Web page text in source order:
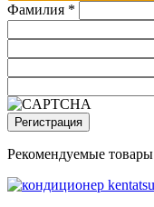
Фамилия *
Регистрация
Рекомендуемые товары